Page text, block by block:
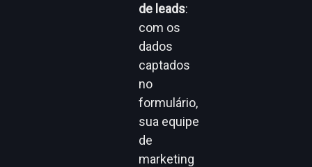
de leads:
com os
dados
captados
no
formulário,
sua equipe
de
marketing